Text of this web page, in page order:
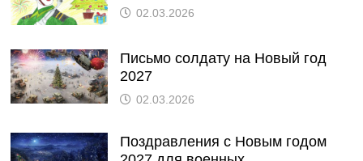
02.03.2026
Письмо солдату на Новый год
2027
02.03.2026
Поздравления с Новым годом